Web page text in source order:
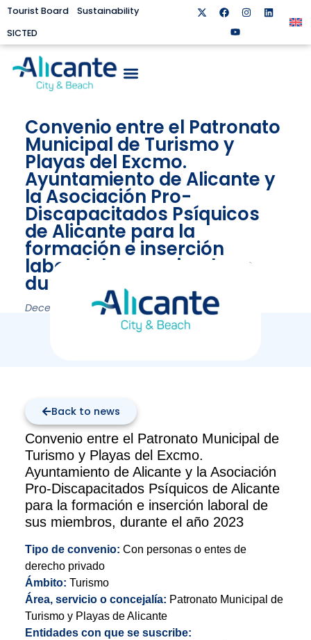
Tourist Board
Sustainability
SICTED
Convenio entre el Patronato
Municipal de Turismo y
Playas del Excmo.
Ayuntamiento de Alicante y
la Asociación Pro-
Discapacitados Psíquicos
de Alicante para la
formación e inserción
laboral de sus miembros,
durante el año 2023
December 28, 2023
Back to news
Convenio entre el Patronato Municipal de
Turismo y Playas del Excmo.
Ayuntamiento de Alicante y la Asociación
Pro-Discapacitados Psíquicos de Alicante
para la formación e inserción laboral de
sus miembros, durante el año 2023
Tipo de convenio: Con personas o entes de
derecho privado
Ámbito: Turismo
Área, servicio o concejalía: Patronato Municipal de
Turismo y Playas de Alicante
Entidades con que se suscribe: